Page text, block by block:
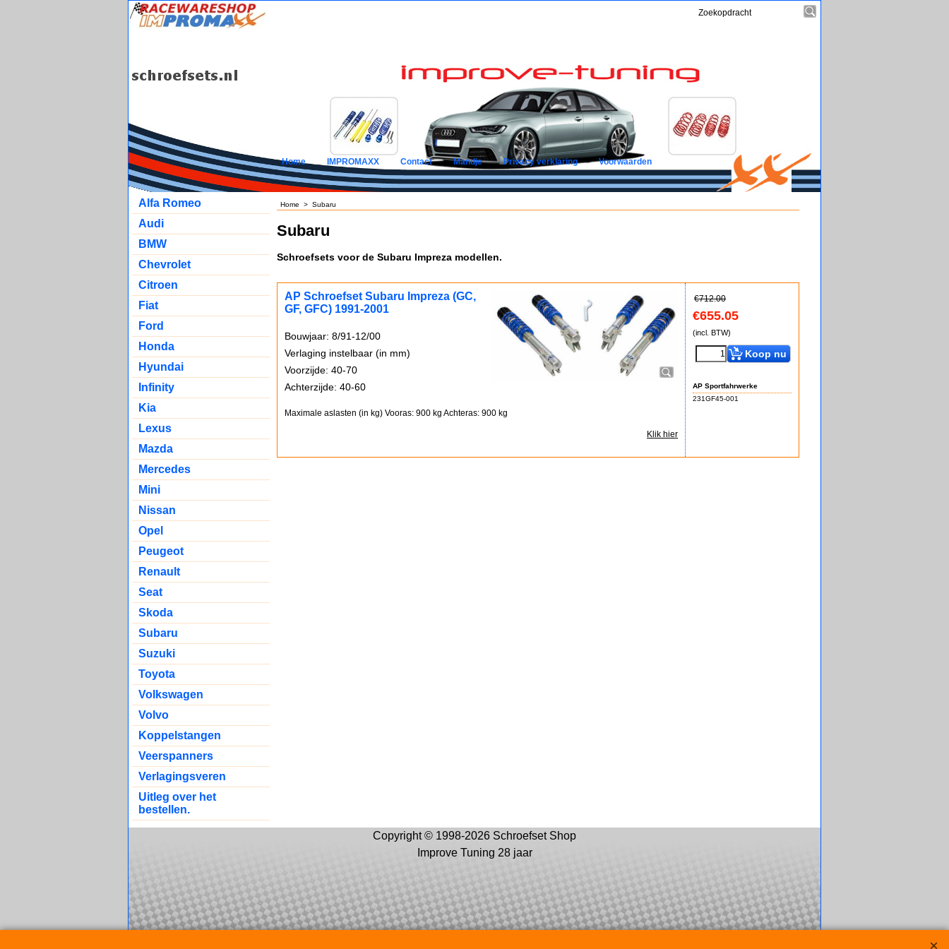
Home IMPROMAXX Contact Mandje Privacy verklaring Voorwaarden
Alfa Romeo
Audi
BMW
Chevrolet
Citroen
Fiat
Ford
Honda
Hyundai
Infinity
Kia
Lexus
Mazda
Mercedes
Mini
Nissan
Opel
Peugeot
Renault
Seat
Skoda
Subaru
Suzuki
Toyota
Volkswagen
Volvo
Koppelstangen
Veerspanners
Verlagingsveren
Uitleg over het
bestellen.
Home > Subaru
Subaru
Schroefsets voor de Subaru Impreza modellen.
€712.00
€655.05
(incl. BTW)
Koop nu
AP Sportfahrwerke
231GF45-001
AP Schroefset Subaru Impreza (GC,
GF, GFC) 1991-2001
Bouwjaar: 8/91-12/00
Verlaging instelbaar (in mm)
Voorzijde: 40-70
Achterzijde: 40-60
Maximale aslasten (in kg) Vooras: 900 kg Achteras: 900 kg
Klik hier
Copyright © 1998-2026 Schroefset Shop
Improve Tuning 28 jaar